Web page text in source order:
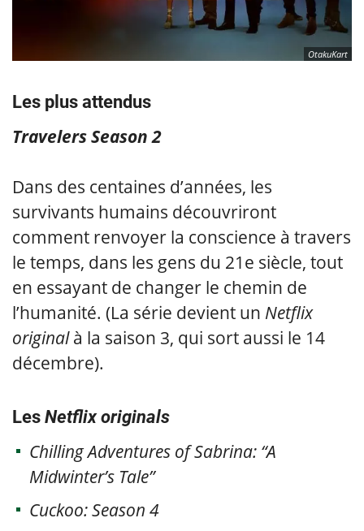
OtakuKart
Les plus attendus
Travelers Season 2
Dans des centaines d’années, les
survivants humains découvriront
comment renvoyer la conscience à travers
le temps, dans les gens du 21e siècle, tout
en essayant de changer le chemin de
l’humanité. (La série devient un Netflix
originalà la saison 3, qui sort aussi le 14
décembre).
Les Netflix originals
Chilling Adventures of Sabrina: “A
Midwinter’s Tale”
Cuckoo: Season 4